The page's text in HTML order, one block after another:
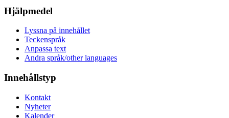
Hjälpmedel
Lyssna på innehållet
Teckenspråk
Anpassa text
Andra språk/other languages
Innehållstyp
Kontakt
Nyheter
Kalender